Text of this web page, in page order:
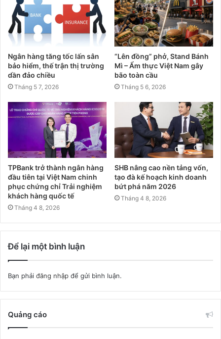
Ngân hàng tăng tốc lấn sân
bảo hiểm, thế trận thị trường
dần đảo chiều
Tháng 5 7, 2026
“Lên đồng” phở, Stand Bánh
Mì – Ẩm thực Việt Nam gây
bão toàn cầu
Tháng 5 6, 2026
TPBank trở thành ngân hàng
đầu tiên tại Việt Nam chinh
phục chứng chỉ Trải nghiệm
khách hàng quốc tế
Tháng 4 8, 2026
SHB nâng cao nền tảng vốn,
tạo đà kế hoạch kinh doanh
bứt phá năm 2026
Tháng 4 8, 2026
Để lại một bình luận
Bạn phải đăng nhập để gửi bình luận.
Quảng cáo